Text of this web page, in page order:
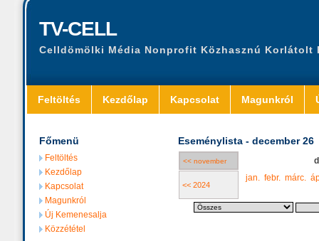
TV-CELL
Celldömölki Média Nonprofit Közhasznú Korlátolt
Feltöltés Kezdőlap Kapcsolat Magunkról
Főmenü
Feltöltés
Kezdőlap
Kapcsolat
Magunkról
Új Kemenesalja
Közzététel
Eseménylista - december 26
<< november
<< 2024
jan. febr. márc.